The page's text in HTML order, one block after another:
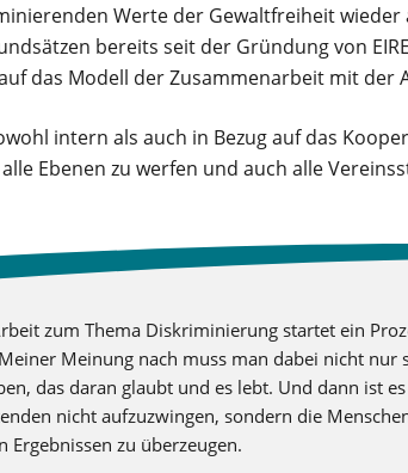
Werte der Gewaltfreiheit
bereits seit der Gründung von
das Modell der Zusammenarbeit mit
intern als auch in Bezug auf das
Ebenen zu werfen und auch alle
zum Thema Diskriminierung startet ein
Meinung nach muss man dabei nicht nur
das daran glaubt und es lebt. Und dann ist
nicht aufzuzwingen, sondern die
Ergebnissen zu überzeugen.